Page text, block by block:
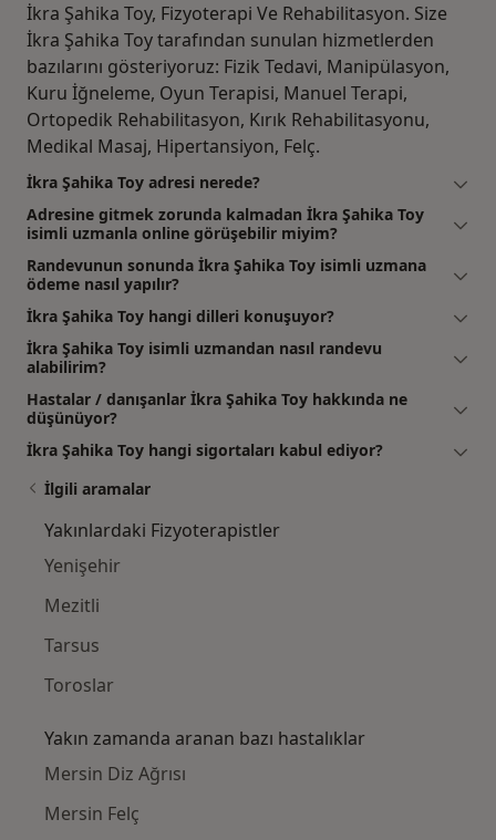
İkra Şahika Toy, Fizyoterapi Ve Rehabilitasyon. Size
İkra Şahika Toy tarafından sunulan hizmetlerden
bazılarını gösteriyoruz: Fizik Tedavi, Manipülasyon,
Kuru İğneleme, Oyun Terapisi, Manuel Terapi,
Ortopedik Rehabilitasyon, Kırık Rehabilitasyonu,
Medikal Masaj, Hipertansiyon, Felç.
İkra Şahika Toy adresi nerede?
Adresine gitmek zorunda kalmadan İkra Şahika Toy
isimli uzmanla online görüşebilir miyim?
Randevunun sonunda İkra Şahika Toy isimli uzmana
ödeme nasıl yapılır?
İkra Şahika Toy hangi dilleri konuşuyor?
İkra Şahika Toy isimli uzmandan nasıl randevu
alabilirim?
Hastalar / danışanlar İkra Şahika Toy hakkında ne
düşünüyor?
İkra Şahika Toy hangi sigortaları kabul ediyor?
İlgili aramalar
Yakınlardaki Fizyoterapistler
Yenişehir
Mezitli
Tarsus
Toroslar
Yakın zamanda aranan bazı hastalıklar
Mersin Diz Ağrısı
Mersin Felç